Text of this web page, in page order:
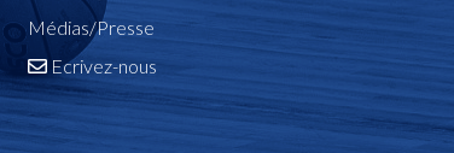
Médias/Presse
Ecrivez-nous